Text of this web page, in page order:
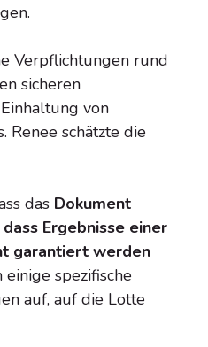
Verpflichtungen rund
sicheren
von
Renee schätzte die
das Dokument
Ergebnisse einer
garantiert werden
einige spezifische
auf, auf die Lotte